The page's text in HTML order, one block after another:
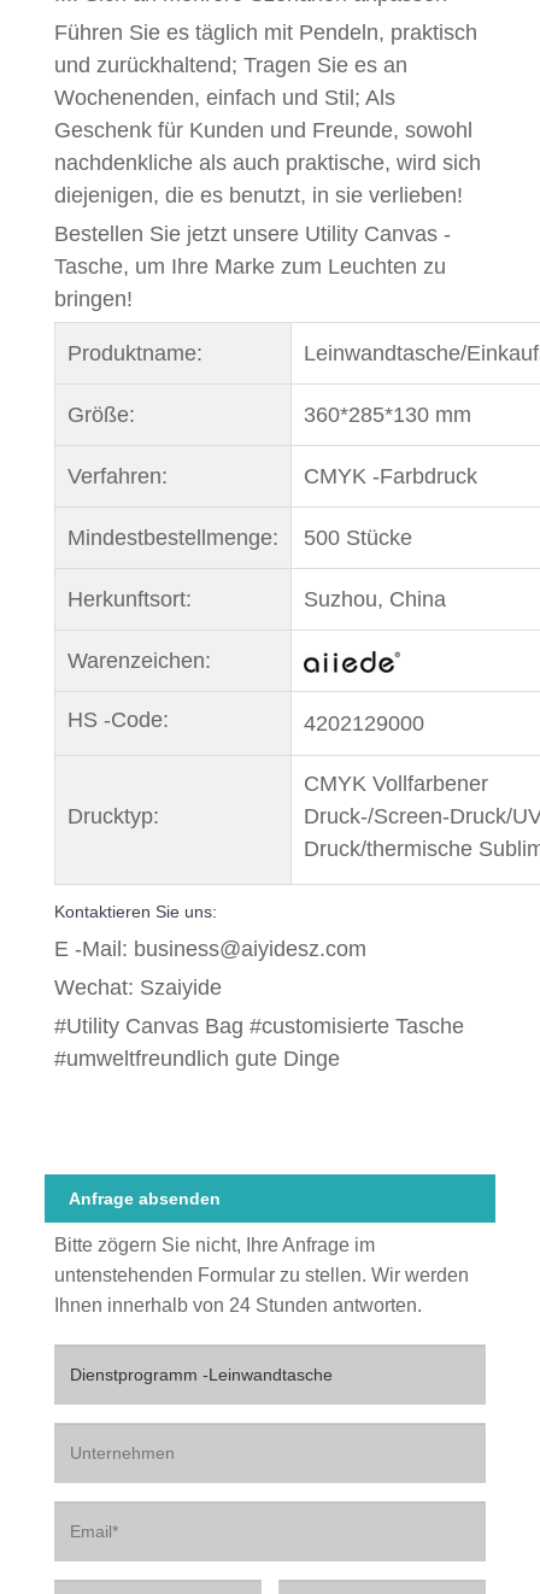
Führen Sie es täglich mit Pendeln, praktisch
und zurückhaltend; Tragen Sie es an
Wochenenden, einfach und Stil; Als
Geschenk für Kunden und Freunde, sowohl
nachdenkliche als auch praktische, wird sich
diejenigen, die es benutzt, in sie verlieben!
Bestellen Sie jetzt unsere Utility Canvas -
Tasche, um Ihre Marke zum Leuchten zu
bringen!
Produktname: Leinwandtasche/
Größe: 360*285*130 mm
Verfahren: CMYK -Farbdruck
Mindestbestellmenge: 500 Stücke
Herkunftsort: Suzhou, China
Warenzeichen:
HS -Code: 4202129000
Drucktyp:
CMYK Vollfarbener
Druck-/Screen-Druck/
Druck/thermische
Kontaktieren Sie uns:
E -Mail: business@aiyidesz.com
Wechat: Szaiyide
#Utility Canvas Bag #customisierte Tasche
#umweltfreundlich gute Dinge
Anfrage absenden
Bitte zögern Sie nicht, Ihre Anfrage im
untenstehenden Formular zu stellen. Wir werden
Ihnen innerhalb von 24 Stunden antworten.